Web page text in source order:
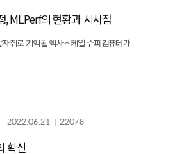
MLPerf의 현황과 시사점
취로 기억될 엑사스케일 슈퍼컴퓨터가
2022.06.21 22078
확산